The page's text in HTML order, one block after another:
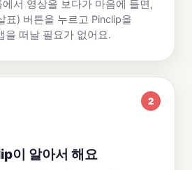
에서 영상을 보다가 마음에 들면,
표) 버튼을 누르고 Pinclip을
을 떠날 필요가 없어요.
2
이 알아서 해요